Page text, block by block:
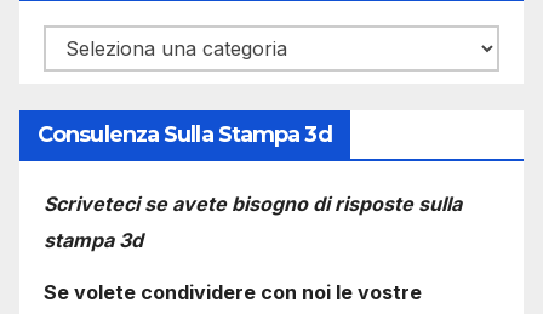
Categorie
Consulenza Sulla Stampa 3d
Scriveteci se avete bisogno di risposte sulla
stampa 3d
Se volete condividere con noi le vostre